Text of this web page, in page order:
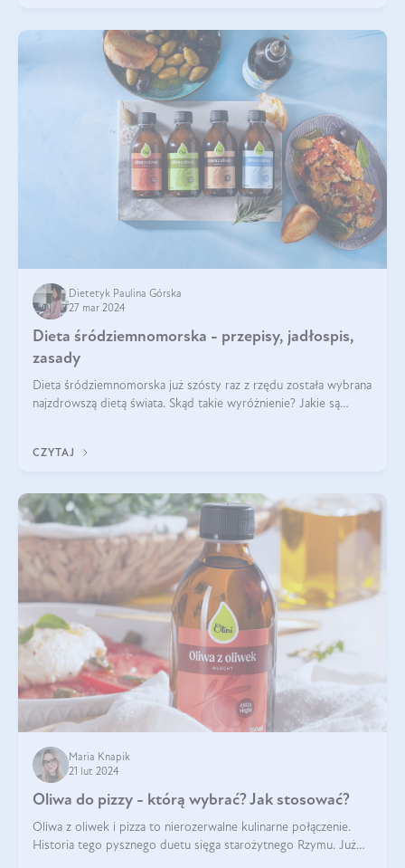
Dietetyk Paulina Górska
27 mar 2024
Dieta śródziemnomorska - przepisy, jadłospis,
zasady
Dieta śródziemnomorska już szósty raz z rzędu została wybrana
najzdrowszą dietą świata. Skąd takie wyróżnienie? Jakie są
CZYTAJ
Maria Knapik
21 lut 2024
Oliwa do pizzy - którą wybrać? Jak stosować?
Oliwa z oliwek i pizza to nierozerwalne kulinarne połączenie.
Historia tego pysznego duetu sięga starożytnego Rzymu. Już